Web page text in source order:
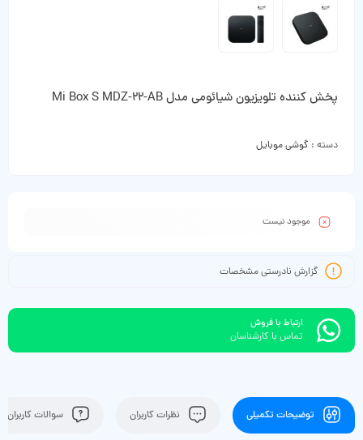
پخش کننده تلویزیون شیائومی مدل Mi Box S MDZ-22-AB
دسته : گوشی موبایل
موجود نیست
گزارش نادرستی مشخصات
ارتباط با فروش
تماس با کارشناسان
توضیحات تکمیلی نظرات کاربران سوالات کاربران